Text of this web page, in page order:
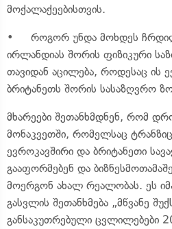
მოქალაქეებისთვის.
• როგორ უნდა მოხდეს
ირლანდიას შორის ფიზიკური
თავიდან აცილება, როდესაც ის
ბრიტანეთს შორის სასაზღვრო
მხარეები შეთანხმდნენ, რომ
მონაკვეთში, რომელსაც
ევროკავშირი და ბრიტანეთი
გააფორმებენ და
მოერგონ ახალ რეალობას. ეს
გასვლის შეთანხმება „მწვანე
განსაკუთრებული ცვლილებები